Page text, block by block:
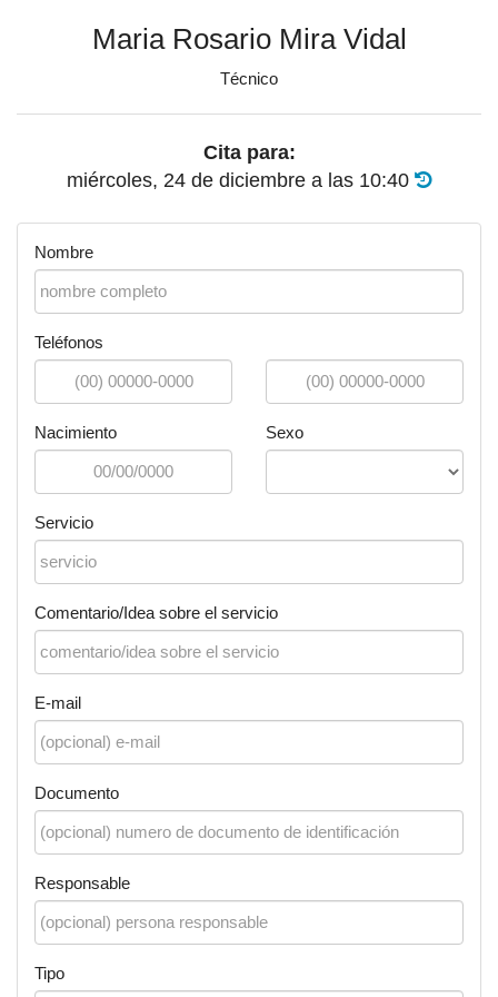
Maria Rosario Mira Vidal
Técnico
Cita para:
miércoles, 24 de diciembre a las 10:40
Nombre
Teléfonos
Nacimiento Sexo
Servicio
Comentario/Idea sobre el servicio
E-mail
Documento
Responsable
Tipo